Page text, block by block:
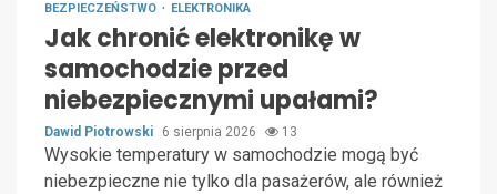
BEZPIECZEŃSTWO ELEKTRONIKA
Jak chronić elektronikę w
samochodzie przed
niebezpiecznymi upałami?
Dawid Piotrowski 6 sierpnia 2026 13
Wysokie temperatury w samochodzie mogą być
niebezpieczne nie tylko dla pasażerów, ale również